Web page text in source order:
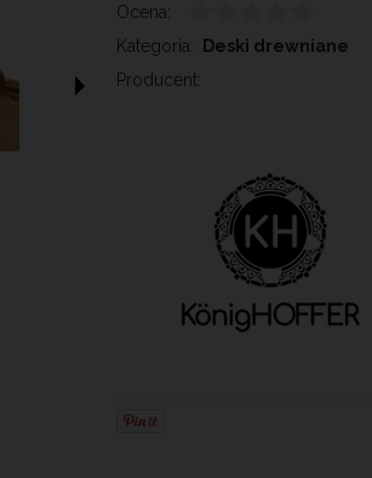
Ocena:
Kategoria:
Deski drewniane
Producent: